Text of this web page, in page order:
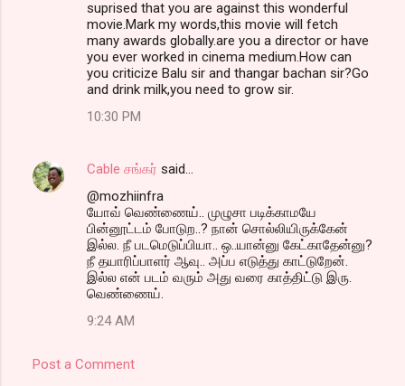
suprised that you are against this wonderful
movie.Mark my words,this movie will fetch
many awards globally.are you a director or have
you ever worked in cinema medium.How can
you criticize Balu sir and thangar bachan sir?Go
and drink milk,you need to grow sir.
10:30 PM
Cable சங்கர் said…
@mozhiinfra
யோவ் வெண்ணைய்.. முழுசா படிக்காமயே
பின்னூட்டம் போடுற..? நான் சொல்லியிருக்கேன்
இல்ல. நீ படமெடுப்பியா.. ஒ..யான்னு கேட்காதேன்னு?
நீ தயாரிப்பாளர் ஆவு.. அப்ப எடுத்து காட்டுறேன்.
இல்ல என் படம் வரும் அது வரை காத்திட்டு இரு.
வெண்ணைய்.
9:24 AM
Post a Comment